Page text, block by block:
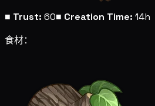
■ Trust: 60■ Creation Time: 14h
食材：